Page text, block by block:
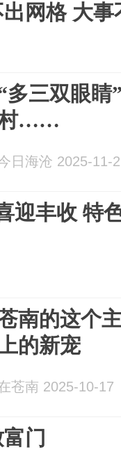
网格 大事
多三双眼睛
……
日海沧 2025-11-
迎丰收 特
南的这个
的新宠
苍南 2025-10-17
门